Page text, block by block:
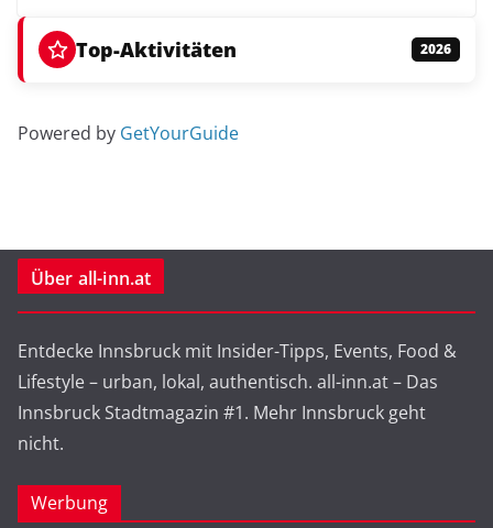
Top-Aktivitäten 2026
Powered by GetYourGuide
Über all-inn.at
Entdecke Innsbruck mit Insider-Tipps, Events, Food &
Lifestyle – urban, lokal, authentisch. all-inn.at – Das
Innsbruck Stadtmagazin #1. Mehr Innsbruck geht
nicht.
Werbung